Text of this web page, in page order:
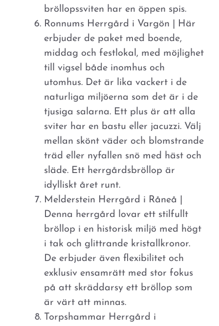
bröllopssviten har en öppen spis.
Ronnums Herrgård i Vargön | Här
erbjuder de paket med boende,
middag och festlokal, med möjlighet
till vigsel både inomhus och
utomhus. Det är lika vackert i de
naturliga miljöerna som det är i de
tjusiga salarna. Ett plus är att alla
sviter har en bastu eller jacuzzi. Välj
mellan skönt väder och blomstrande
träd eller nyfallen snö med häst och
släde. Ett herrgårdsbröllop är
idylliskt året runt.
Melderstein Herrgård i Råneå |
Denna herrgård lovar ett stilfullt
bröllop i en historisk miljö med högt
i tak och glittrande kristallkronor.
De erbjuder även flexibilitet och
exklusiv ensamrätt med stor fokus
på att skräddarsy ett bröllop som
är värt att minnas.
Torpshammar Herrgård i